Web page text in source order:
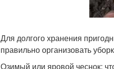
Чеснок при хранении
Для долгого хранения
правильно организовать
Озимый или яровой чеснок: